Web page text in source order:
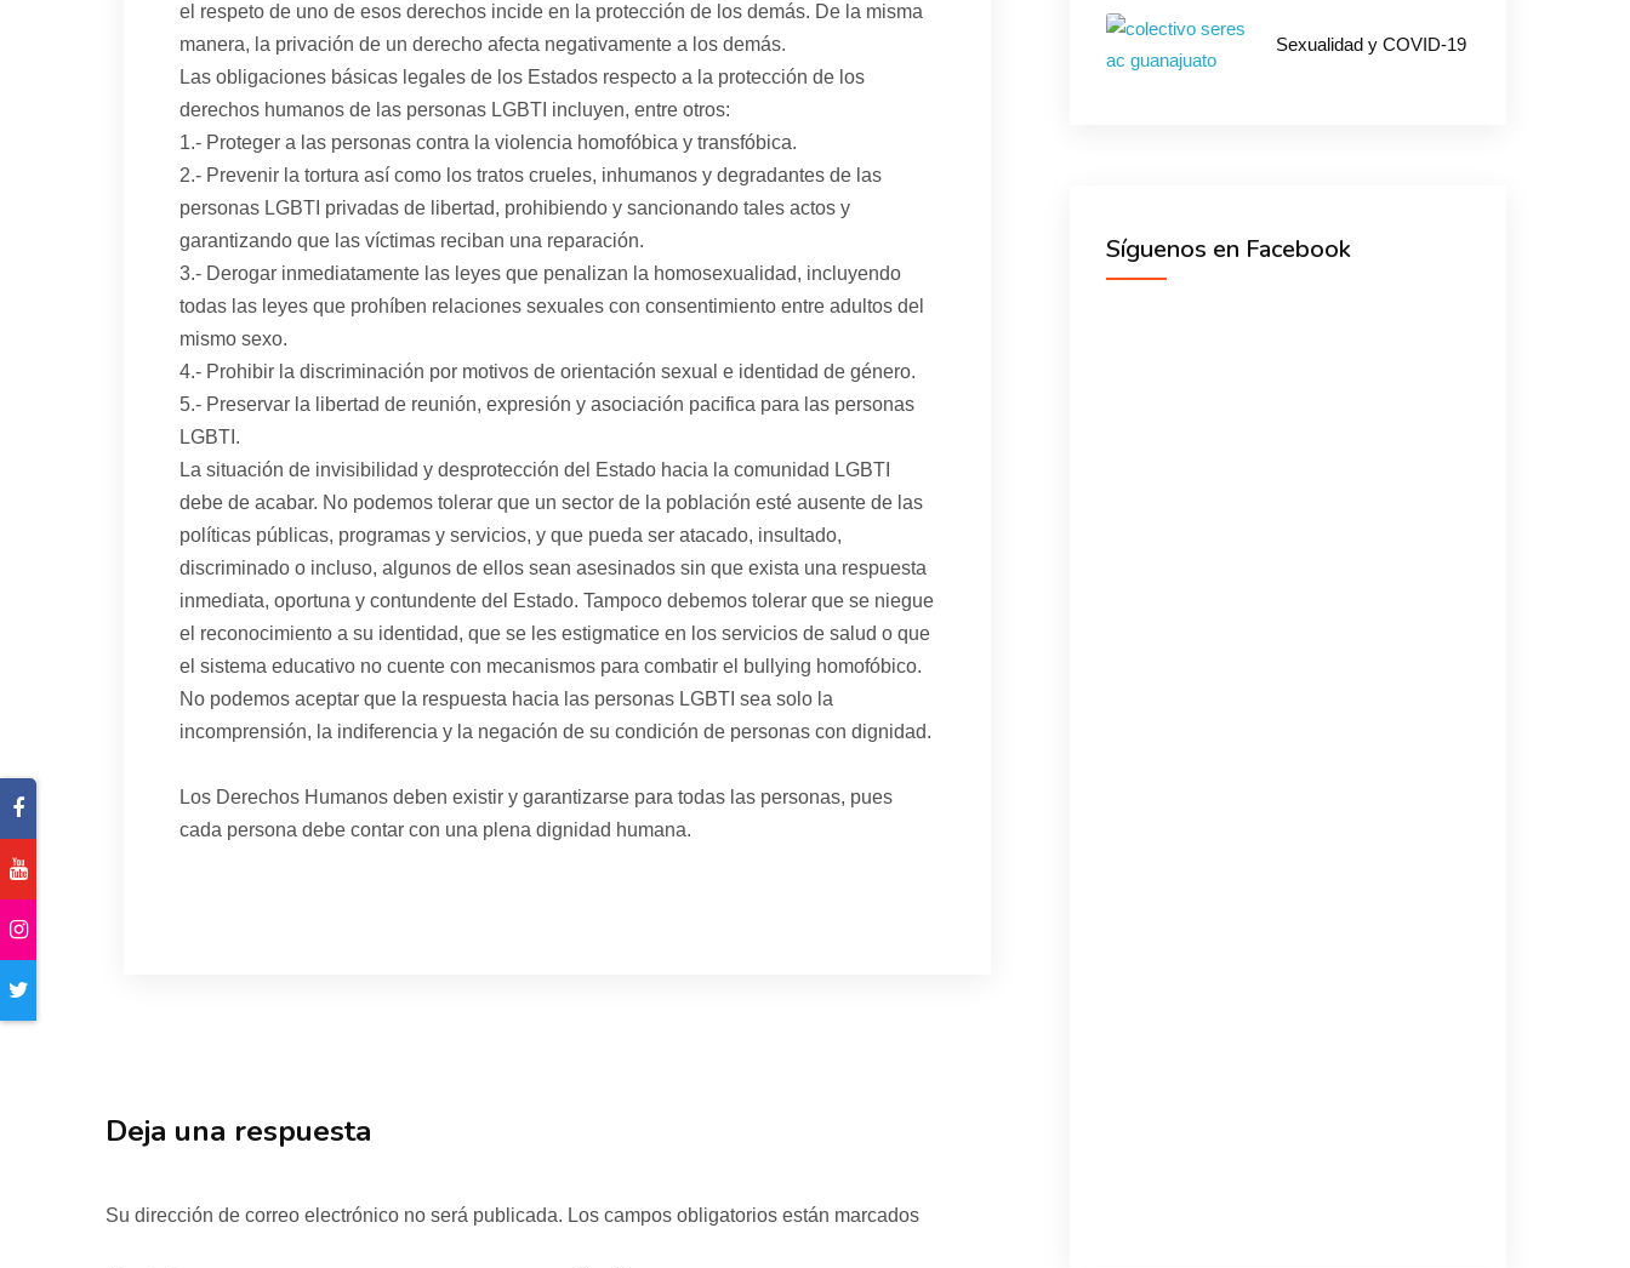
Sexualidad y COVID-19
Síguenos en Facebook
el respeto de uno de esos derechos incide en la protección de los demás. De la misma
manera, la privación de un derecho afecta negativamente a los demás.
Las obligaciones básicas legales de los Estados respecto a la protección de los
derechos humanos de las personas LGBTI incluyen, entre otros:
1.- Proteger a las personas contra la violencia homofóbica y transfóbica.
2.- Prevenir la tortura así como los tratos crueles, inhumanos y degradantes de las
personas LGBTI privadas de libertad, prohibiendo y sancionando tales actos y
garantizando que las víctimas reciban una reparación.
3.- Derogar inmediatamente las leyes que penalizan la homosexualidad, incluyendo
todas las leyes que prohíben relaciones sexuales con consentimiento entre adultos del
mismo sexo.
4.- Prohibir la discriminación por motivos de orientación sexual e identidad de género.
5.- Preservar la libertad de reunión, expresión y asociación pacifica para las personas
LGBTI.
La situación de invisibilidad y desprotección del Estado hacia la comunidad LGBTI
debe de acabar. No podemos tolerar que un sector de la población esté ausente de las
políticas públicas, programas y servicios, y que pueda ser atacado, insultado,
discriminado o incluso, algunos de ellos sean asesinados sin que exista una respuesta
inmediata, oportuna y contundente del Estado. Tampoco debemos tolerar que se niegue
el reconocimiento a su identidad, que se les estigmatice en los servicios de salud o que
el sistema educativo no cuente con mecanismos para combatir el bullying homofóbico.
No podemos aceptar que la respuesta hacia las personas LGBTI sea solo la
incomprensión, la indiferencia y la negación de su condición de personas con dignidad.
Los Derechos Humanos deben existir y garantizarse para todas las personas, pues
cada persona debe contar con una plena dignidad humana.
Deja una respuesta
Su dirección de correo electrónico no será publicada. Los campos obligatorios están marcados